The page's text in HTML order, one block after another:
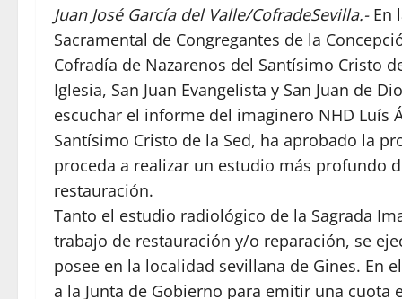
Juan José García del Valle/CofradeSevilla.-En
Sacramental de Congregantes de la
Cofradía de Nazarenos del Santísimo Cristo
Iglesia, San Juan Evangelista y San Juan de
escuchar el informe del imaginero NHD Luís
Santísimo Cristo de la Sed, ha aprobado la
proceda a realizar un estudio más profundo
restauración.
Tanto el estudio radiológico de la Sagrada
trabajo de restauración y/o reparación, se
posee en la localidad sevillana de Gines. En
a la Junta de Gobierno para emitir una cuota